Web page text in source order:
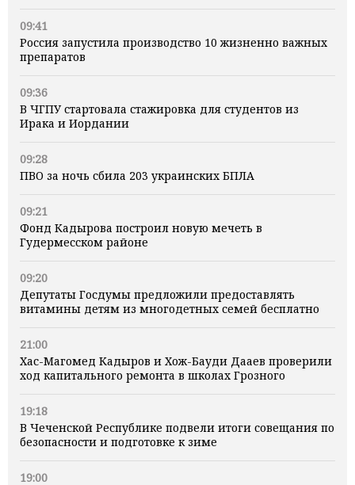
09:41
Россия запустила производство 10 жизненно важных
препаратов
09:36
В ЧГПУ стартовала стажировка для студентов из
Ирака и Иордании
09:28
ПВО за ночь сбила 203 украинских БПЛА
09:21
Фонд Кадырова построил новую мечеть в
Гудермесском районе
09:20
Депутаты Госдумы предложили предоставлять
витамины детям из многодетных семей бесплатно
21:00
Хас-Магомед Кадыров и Хож-Бауди Дааев проверили
ход капитального ремонта в школах Грозного
19:18
В Чеченской Республике подвели итоги совещания по
безопасности и подготовке к зиме
19:00